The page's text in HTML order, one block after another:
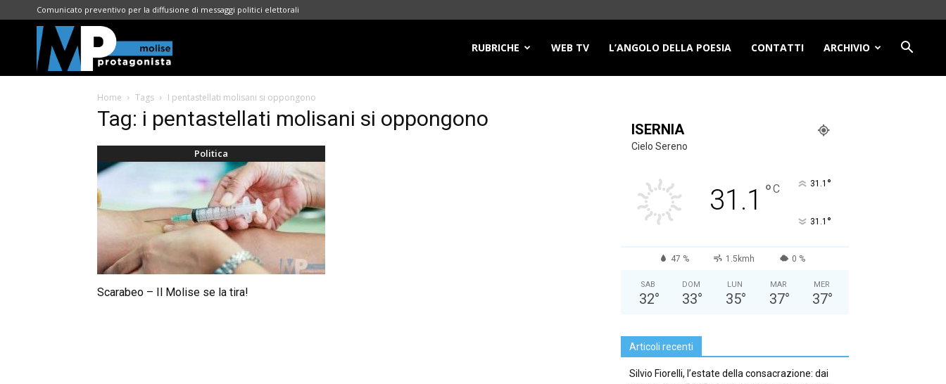
Comunicato preventivo per la diffusione di messaggi politici elettorali
Protagonista
RUBRICHE WEB TV L’ANGOLO DELLA POESIA CONTATTI ARCHIVIO
Home Tags I pentastellati molisani si oppongono
Tag: i pentastellati molisani si oppongono
Politica
Scarabeo – Il Molise se la tira!
ISERNIA
Cielo Sereno
31.1 °C 31.1 °
31.1 °
47 % 1.5kmh 0 %
SAB
32°
DOM
33°
LUN
35°
MAR
37°
MER
37°
Articoli recenti
Silvio Fiorelli, l’estate della consacrazione: dai